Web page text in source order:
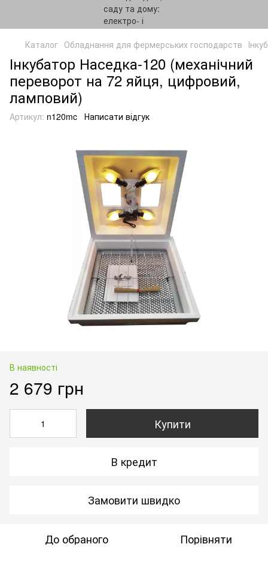
Каталог Обладнання для фермерських господарств
Інкубатор Наседка-120 (механічний
переворот на 72 яйця, цифровий,
ламповий)
Артикул: n120mc Написати відгук
В наявності
2 679 грн
Купити
В кредит
Замовити швидко
До обраного Порівняти